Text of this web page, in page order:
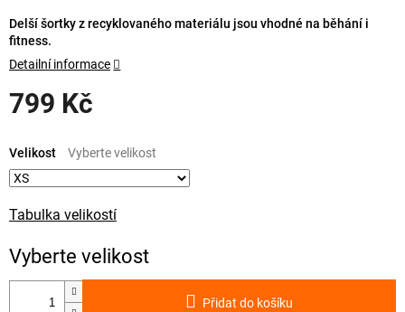
799 Kč
cena:
Tabulka velikostí
Velikost
Přidat do košíku
Delší šortky z recyklovaného materiálu jsou vhodné na běhání i
fitness.
Detailní informace